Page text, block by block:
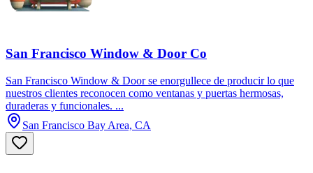
San Francisco Window & Door Co
San Francisco Window & Door se enorgullece de producir lo que
nuestros clientes reconocen como ventanas y puertas hermosas,
duraderas y funcionales. ...
San Francisco Bay Area, CA